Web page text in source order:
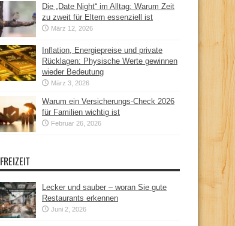
Die „Date Night“ im Alltag: Warum Zeit
zu zweit für Eltern essenziell ist
März 12, 2026
Inflation, Energiepreise und private
Rücklagen: Physische Werte gewinnen
wieder Bedeutung
März 3, 2026
Warum ein Versicherungs-Check 2026
für Familien wichtig ist
Februar 26, 2026
FREIZEIT
Lecker und sauber – woran Sie gute
Restaurants erkennen
Juni 2, 2026